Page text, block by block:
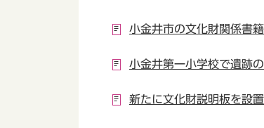
小金井市の文化財関係書
小金井第一小学校で遺跡
新たに文化財説明板を設